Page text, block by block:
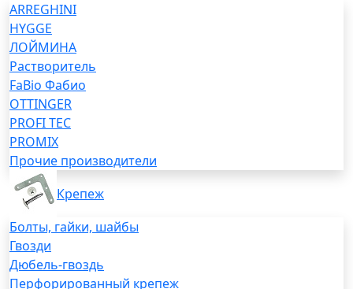
ARREGHINI
HYGGE
ЛОЙМИНА
Растворитель
FaBio Фабио
OTTINGER
PROFI TEC
PROMIX
Прочие производители
Крепеж
Болты, гайки, шайбы
Гвозди
Дюбель-гвоздь
Перфорированный крепеж